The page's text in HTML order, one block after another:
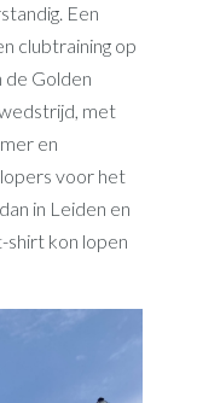
Een
clubtraining op
de Golden
met
en
voor het
in Leiden en
kon lopen